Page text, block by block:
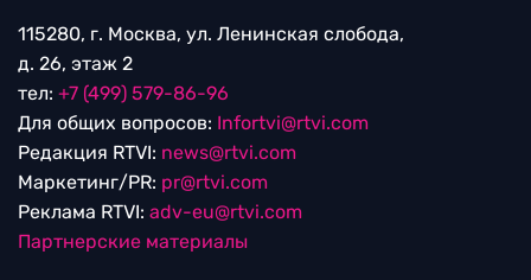
115280, г. Москва, ул. Ленинская слобода,
д. 26, этаж 2
тел: +7 (499) 579-86-96
Для общих вопросов: Infortvi@rtvi.com
Редакция RTVI: news@rtvi.com
Маркетинг/PR: pr@rtvi.com
Реклама RTVI: adv-eu@rtvi.com
Партнерские материалы